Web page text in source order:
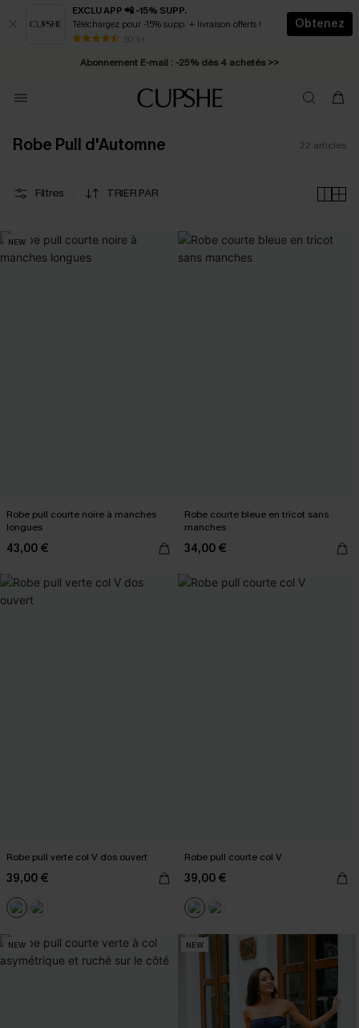
EXCLU APP 📲 -15% SUPP.
Téléchargez pour -15% supp. + livraison offerts !
50 k+
Obtenez
* Livraison éclair 2-3 jours ouvrés >>
Abonnement E-mail : -25% dès 4 achetés >>
Robe Pull d'Automne 22 articles
Filtres TRIER PAR
NEW
Robe pull courte noire à manches
longues
43,00 €
Robe courte bleue en tricot sans
manches
34,00 €
Robe pull verte col V dos ouvert
39,00 €
Robe pull courte col V
39,00 €
NEW NEW